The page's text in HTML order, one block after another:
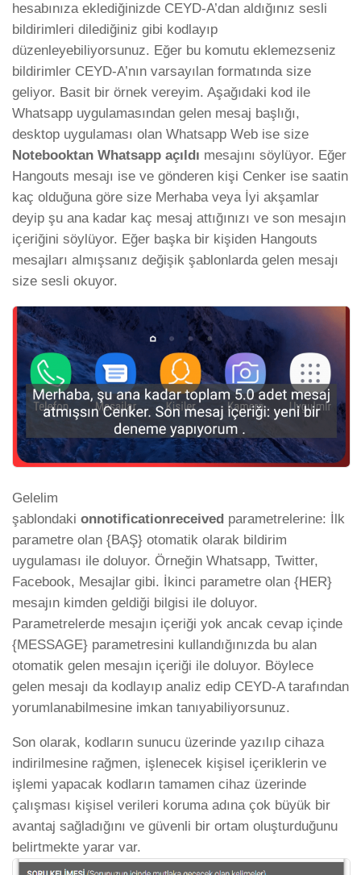
hesabınıza eklediğinizde CEYD-A’dan aldığınız sesli
bildirimleri dilediğiniz gibi kodlayıp
düzenleyebiliyorsunuz. Eğer bu komutu eklemezseniz
bildirimler CEYD-A’nın varsayılan formatında size
geliyor. Basit bir örnek vereyim. Aşağıdaki kod ile
Whatsapp uygulamasından gelen mesaj başlığı,
desktop uygulaması olan Whatsapp Web ise size
Notebooktan Whatsapp açıldı mesajını söylüyor. Eğer
Hangouts mesajı ise ve gönderen kişi Cenker ise saatin
kaç olduğuna göre size Merhaba veya İyi akşamlar
deyip şu ana kadar kaç mesaj attığınızı ve son mesajın
içeriğini söylüyor. Eğer başka bir kişiden Hangouts
mesajları almışsanız değişik şablonlarda gelen mesajı
size sesli okuyor.
Gelelim
şablondaki onnotificationreceived parametrelerine: İlk
parametre olan {BAŞ} otomatik olarak bildirim
uygulaması ile doluyor. Örneğin Whatsapp, Twitter,
Facebook, Mesajlar gibi. İkinci parametre olan {HER}
mesajın kimden geldiği bilgisi ile doluyor.
Parametrelerde mesajın içeriği yok ancak cevap içinde
{MESSAGE} parametresini kullandığınızda bu alan
otomatik gelen mesajın içeriği ile doluyor. Böylece
gelen mesajı da kodlayıp analiz edip CEYD-A tarafından
yorumlanabilmesine imkan tanıyabiliyorsunuz.
Son olarak, kodların sunucu üzerinde yazılıp cihaza
indirilmesine rağmen, işlenecek kişisel içeriklerin ve
işlemi yapacak kodların tamamen cihaz üzerinde
çalışması kişisel verileri koruma adına çok büyük bir
avantaj sağladığını ve güvenli bir ortam oluşturduğunu
belirtmekte yarar var.